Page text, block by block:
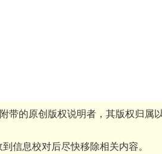
的原创版权说明者，其版权归属
信息校对后尽快移除相关内容。